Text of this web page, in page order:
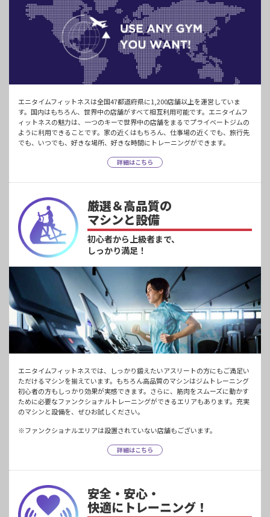
エニタイムフィットネスは全国47都道府県に1,200店舗以上を運営していま
す。国内はもちろん、世界中の店舗がすべて相互利用可能です。エニタイムフ
ィットネスの魅力は、一つのキーで世界中の店舗をまるでプライベートジムの
ように利用できることです。家の近くはもちろん、仕事場の近くでも、旅行先
でも、いつでも、好きな場所、好きな時間にトレーニングができます。
詳細はこちら
厳選＆高品質の
マシンと設備
初心者から上級者まで、
しっかり満足！
エニタイムフィットネスでは、しっかり鍛えたいアスリートの方にもご満足い
ただけるマシンを揃えています。もちろん高品質のマシンはジムトレーニング
初心者の方もしっかり効果が実感できます。さらに、筋肉をスムーズに動かす
ために必要なファンクショナルトレーニングができるエリアもあります。充実
のマシンと設備を、ぜひお試しください。
※ファンクショナルエリアは設置されていない店舗もございます。
詳細はこちら
安全・安心・
快適にトレーニング！